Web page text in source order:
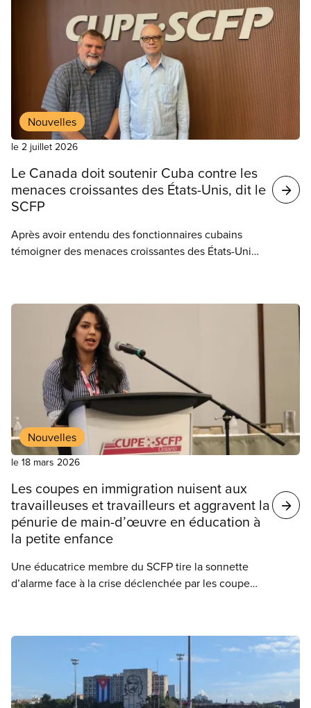
recherche
Nouvelles
le 2 juillet 2026
Le Canada doit soutenir Cuba contre les
menaces croissantes des États-Unis, dit le
SCFP
Après avoir entendu des fonctionnaires cubains
témoigner des menaces croissantes des États-Unis
Hancock, réitère l’appel de notre syndicat : le
Canada doit soutenir Cuba.
Nouvelles
le 18 mars 2026
Les coupes en immigration nuisent aux
travailleuses et travailleurs et aggravent la
pénurie de main-d’œuvre en éducation à
la petite enfance
Une éducatrice membre du SCFP tire la sonnette
d’alarme face à la crise déclenchée par les coupes
5575, dénonce ce resserrement de l’immigration,
une situation qui la contraint de quitter son emploi
et qui porte préjudice aux travailleuses et
travailleurs, de même qu’aux familles et aux
communautés.